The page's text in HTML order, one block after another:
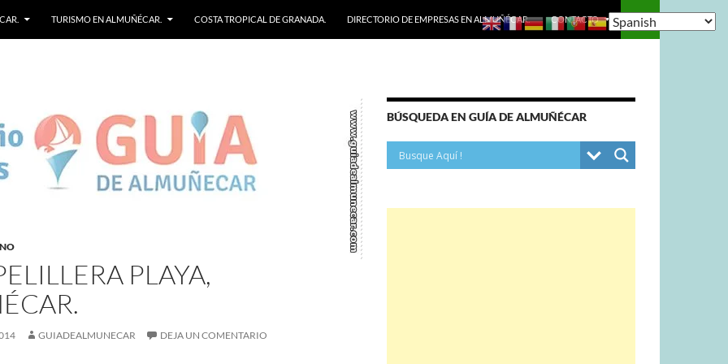
TURISMO EN ALMUÑÉCAR. COSTA TROPICAL DE GRANADA. DIRECTORIO DE EMPRESAS EN ALMUÑÉCAR. CONTACTO
PLAYA,
GUIADEALMUNECAR DEJA UN COMENTARIO
BÚSQUEDA EN GUÍA DE ALMUÑÉCAR